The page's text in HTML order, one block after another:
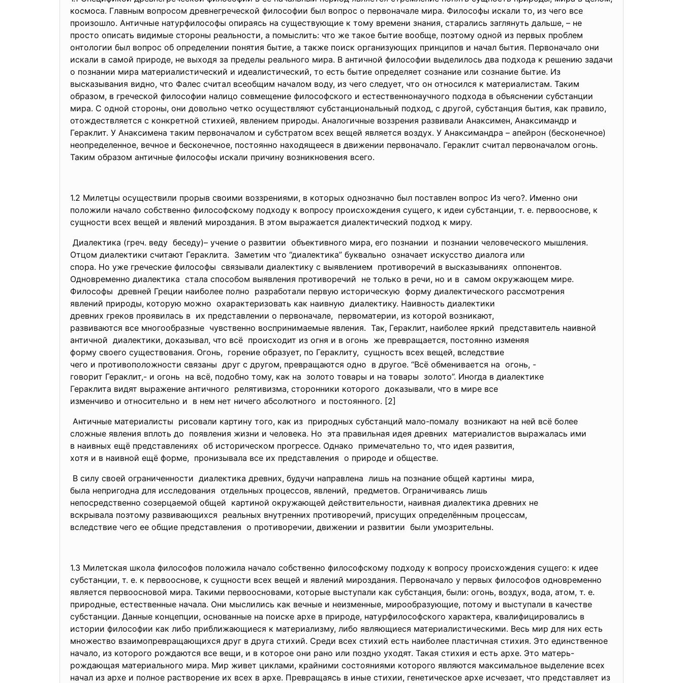
космоса. Главным вопросом древнегреческой философии был вопрос о первоначале мира. Философы искали то, из чего все
произошло. Античные натурфилософы опираясь на существующие к тому времени знания, старались заглянуть дальше, – не
просто описать видимые стороны реальности, а помыслить: что же такое бытие вообще, поэтому одной из первых проблем
онтологии был вопрос об определении понятия бытие, а также поиск организующих принципов и начал бытия. Первоначало они
искали в самой природе, не выходя за пределы реального мира. В античной философии выделилось два подхода к решению задачи
о познании мира материалистический и идеалистический, то есть бытие определяет сознание или сознание бытие. Из
высказывания видно, что Фалес считал всеобщим началом воду, из чего следует, что он относился к материалистам. Таким
образом, в греческой философии налицо совмещение философского и естественнонаучного подхода в объяснении субстанции
мира. С одной стороны, они довольно четко осуществляют субстанциональный подход, с другой, субстанция бытия, как правило,
отождествляется с конкретной стихией, явлением природы. Аналогичные воззрения развивали Анаксимен, Анаксимандр и
Гераклит. У Анаксимена таким первоначалом и субстратом всех вещей является воздух. У Анаксимандра – апейрон (бесконечное)
неопределенное, вечное и бесконечное, постоянно находящееся в движении первоначало. Гераклит считал первоначалом огонь.
Таким образом античные философы искали причину возникновения всего.
1.2 Милетцы осуществили прорыв своими воззрениями, в которых однозначно был поставлен вопрос Из чего?. Именно они
положили начало собственно философскому подходу к вопросу происхождения сущего, к идеи субстанции, т. е. первооснове, к
сущности всех вещей и явлений мироздания. В этом выражается диалектический подход к миру.
Диалектика (греч. веду беседу)– учение о развитии объективного мира, его познании и познании человеческого мышления.
Отцом диалектики считают Гераклита. Заметим что “диалектика” буквально означает искусство диалога или
спора. Но уже греческие философы связывали диалектику с выявлением противоречий в высказываниях оппонентов.
Одновременно диалектика стала способом выявления противоречий не только в речи, но и в самом окружающем мире.
Философы древней Греции наиболее полно разработали первую историческую форму диалектического рассмотрения
явлений природы, которую можно охарактеризовать как наивную диалектику. Наивность диалектики
древних греков проявилась в их представлении о первоначале, первоматерии, из которой возникают,
развиваются все многообразные чувственно воспринимаемые явления. Так, Гераклит, наиболее яркий представитель наивной
античной диалектики, доказывал, что всё происходит из огня и в огонь же превращается, постоянно изменяя
форму своего существования. Огонь, горение образует, по Гераклиту, сущность всех вещей, вследствие
чего и противоположности связаны друг с другом, превращаются одно в другое. “Всё обменивается на огонь, -
говорит Гераклит,- и огонь на всё, подобно тому, как на золото товары и на товары золото”. Иногда в диалектике
Гераклита видят выражение античного релятивизма, сторонники которого доказывали, что в мире все
изменчиво и относительно и в нем нет ничего абсолютного и постоянного. [2]
Античные материалисты рисовали картину того, как из природных субстанций мало-помалу возникают на ней всё более
сложные явления вплоть до появления жизни и человека. Но эта правильная идея древних материалистов выражалась ими
в наивных ещё представлениях об историческом прогрессе. Однако примечательно то, что идея развития,
хотя и в наивной ещё форме, пронизывала все их представления о природе и обществе.
В силу своей ограниченности диалектика древних, будучи направлена лишь на познание общей картины мира,
была непригодна для исследования отдельных процессов, явлений, предметов. Ограничиваясь лишь
непосредственно созерцаемой общей картиной окружающей действительности, наивная диалектика древних не
вскрывала поэтому развивающихся реальных внутренних противоречий, присущих определённым процессам,
вследствие чего ее общие представления о противоречии, движении и развитии были умозрительны.
1.3 Милетская школа философов положила начало собственно философскому подходу к вопросу происхождения сущего: к идее
субстанции, т. е. к первооснове, к сущности всех вещей и явлений мироздания. Первоначало у первых философов одновременно
является первоосновой мира. Такими первоосновами, которые выступали как субстанция, были: огонь, воздух, вода, атом, т. е.
природные, естественные начала. Они мыслились как вечные и неизменные, мирообразующие, потому и выступали в качестве
субстанции. Данные концепции, основанные на поиске архе в природе, натурфилософского характера, квалифицировались в
истории философии как либо приближающиеся к материализму, либо являющиеся материалистическими. Весь мир для них есть
множество взаимопревращающихся друг в друга стихий. Среди всех стихий есть наиболее пластичная стихия. Это единственное
начало, из которого рождаются все вещи, и в которое они рано или поздно уходят. Такая стихия и есть архе. Это матерь-
рождающая материального мира. Мир живет циклами, крайними состояниями которого являются максимальное выделение всех
начал из архе и полное растворение их всех в архе. Превращаясь в иные стихии, генетическое архе исчезает, что представляет из